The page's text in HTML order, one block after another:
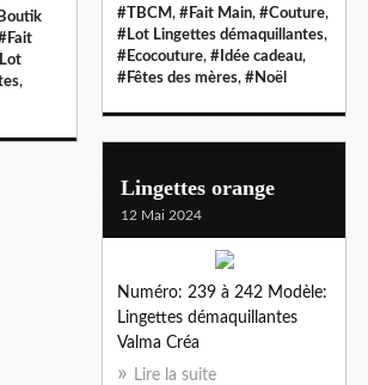
,
#TBCM, #Fait Main, #Couture,
#Lot Lingettes démaquillantes,
#Ecocouture, #Idée cadeau,
#Fêtes des mères, #Noël
Lingettes orange
12 Mai 2024
Numéro: 239 à 242 Modèle:
Lingettes démaquillantes
Valma Créa
Lire la suite